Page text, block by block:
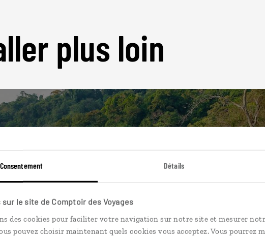
Consentement Détails
le site de Comptoir des Voyages
des cookies pour faciliter votre navigation sur notre site et mesurer
pouvez choisir maintenant quels cookies vous acceptez. Vous pourrez
plus loin
Costa Rica